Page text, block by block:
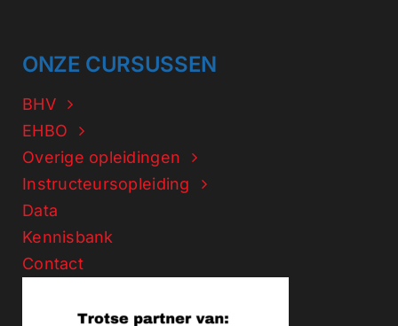
ONZE CURSUSSEN
BHV
EHBO
Overige opleidingen
Instructeursopleiding
Data
Kennisbank
Contact